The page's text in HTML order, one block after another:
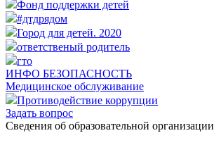
Фонд поддержки детей
#дтдрядом
Город для детей. 2020
ответственый родитель
гто
ИНФО БЕЗОПАСНОСТЬ
Медицинское обслуживание
Противодействие коррупции
Задать вопрос
Cведения об образовательной организации